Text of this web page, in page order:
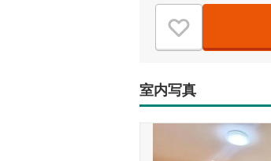
室内写真